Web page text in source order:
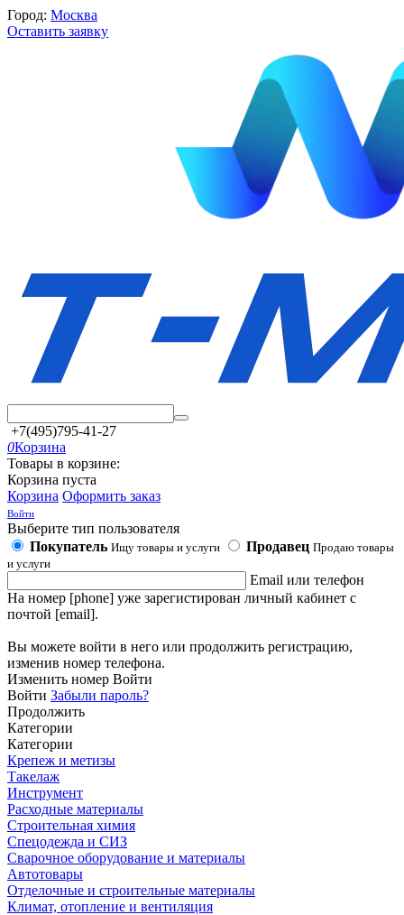
Город: Москва
Оставить заявку
+7(495)795-41-27
0Корзина
Товары в корзине:
Корзина пуста
Корзина Оформить заказ
Войти
Выберите тип пользователя
Покупатель Ищу товары и услуги Продавец Продаю товары
и услуги
Email или телефон
На номер [phone] уже зарегистирован личный кабинет с
почтой [email].
Вы можете войти в него или продолжить регистрацию,
изменив номер телефона.
Изменить номер Войти
Войти Забыли пароль?
Продолжить
Категории
Категории
Крепеж и метизы
Такелаж
Инструмент
Расходные материалы
Строительная химия
Спецодежда и СИЗ
Сварочное оборудование и материалы
Автотовары
Отделочные и строительные материалы
Климат, отопление и вентиляция